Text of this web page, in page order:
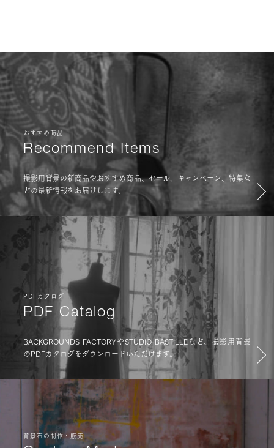
おすすめ商品
Recommend Items
撮影用背景の新商品やおすすめ商品、セール、キャンペーン、特集な
どの最新情報をお届けします。
PDFカタログ
PDF Catalog
BACKGROUNDS FACTORYやSTUDIO BASTILLEなど、撮影用背景
のPDFカタログをダウンロードいただけます。
背景布の制作・販売